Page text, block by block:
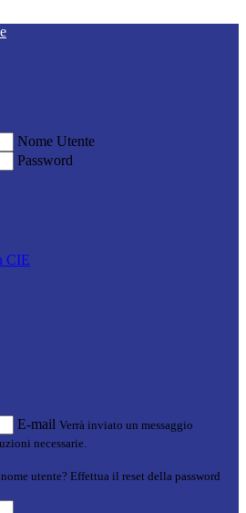
Nome Utente
Password
CIE
E-mail Verrà inviato un messaggio
necessarie.
utente? Effettua il reset della password